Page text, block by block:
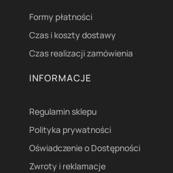
Formy płatności
Czas i koszty dostawy
Czas realizacji zamówienia
INFORMACJE
Regulamin sklepu
Polityka prywatności
Oświadczenie o Dostępności
Zwroty i reklamacje